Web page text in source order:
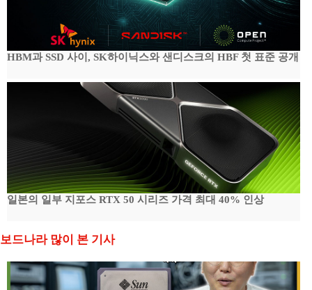
HBM과 SSD 사이, SK하이닉스와 샌디스크의 HBF 첫 표준 공개
일본의 일부 지포스 RTX 50 시리즈 가격 최대 40% 인상
보드나라 많이 본 기사